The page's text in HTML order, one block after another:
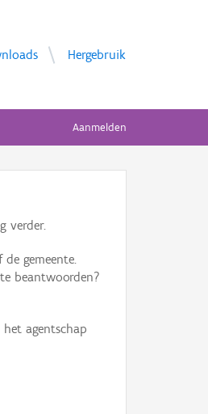
Hergebruik
Aanmelden
verder.
gemeente.
beantwoorden?
agentschap